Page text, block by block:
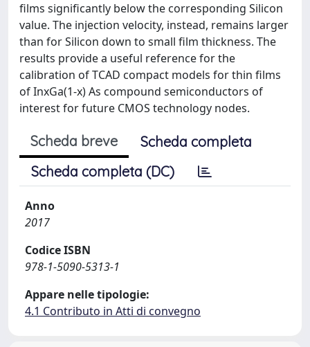
films significantly below the corresponding Silicon
value. The injection velocity, instead, remains larger
than for Silicon down to small film thickness. The
results provide a useful reference for the
calibration of TCAD compact models for thin films
of InxGa(1-x) As compound semiconductors of
interest for future CMOS technology nodes.
Scheda breve
Scheda completa
Scheda completa (DC)
Anno
2017
Codice ISBN
978-1-5090-5313-1
Appare nelle tipologie:
4.1 Contributo in Atti di convegno